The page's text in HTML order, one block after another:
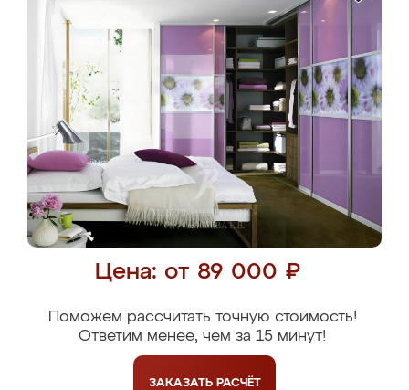
Цена: от 89 000 ₽
Поможем рассчитать точную стоимость!
Ответим менее, чем за 15 минут!
ЗАКАЗАТЬ РАСЧЁТ